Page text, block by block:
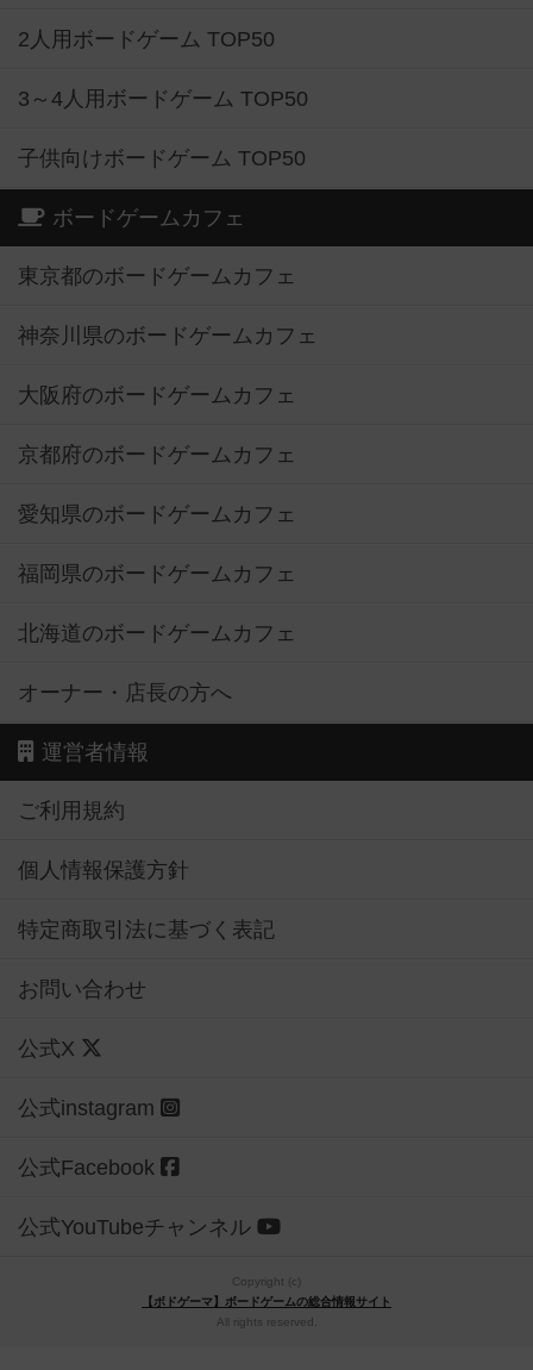
2人用ボードゲーム TOP50
3～4人用ボードゲーム TOP50
子供向けボードゲーム TOP50
ボードゲームカフェ
東京都のボードゲームカフェ
神奈川県のボードゲームカフェ
大阪府のボードゲームカフェ
京都府のボードゲームカフェ
愛知県のボードゲームカフェ
福岡県のボードゲームカフェ
北海道のボードゲームカフェ
オーナー・店長の方へ
運営者情報
ご利用規約
個人情報保護方針
特定商取引法に基づく表記
お問い合わせ
公式X
公式instagram
公式Facebook
公式YouTubeチャンネル
Copyright (c)
【ボドゲーマ】ボードゲームの総合情報サイト
All rights reserved.